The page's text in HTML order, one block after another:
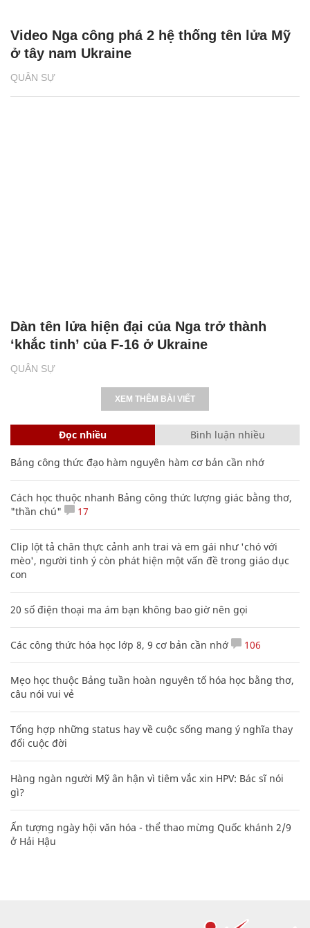
QUÂN SỰ
Video Nga công phá 2 hệ thống tên lửa Mỹ
ở tây nam Ukraine
QUÂN SỰ
Dàn tên lửa hiện đại của Nga trở thành
‘khắc tinh’ của F-16 ở Ukraine
XEM THÊM BÀI VIẾT
Đọc nhiều Bình luận nhiều
Bảng công thức đạo hàm nguyên hàm cơ bản cần nhớ
Cách học thuộc nhanh Bảng công thức lượng giác bằng thơ,
"thần chú"
17
Clip lột tả chân thực cảnh anh trai và em gái như 'chó với
mèo', người tinh ý còn phát hiện một vấn đề trong giáo dục
con
20 số điện thoại ma ám bạn không bao giờ nên gọi
Các công thức hóa học lớp 8, 9 cơ bản cần nhớ 106
Mẹo học thuộc Bảng tuần hoàn nguyên tố hóa học bằng thơ,
câu nói vui vẻ
Tổng hợp những status hay về cuộc sống mang ý nghĩa thay
đổi cuộc đời
Hàng ngàn người Mỹ ân hận vì tiêm vắc xin HPV: Bác sĩ nói
gì?
Ấn tượng ngày hội văn hóa - thể thao mừng Quốc khánh 2/9
ở Hải Hậu